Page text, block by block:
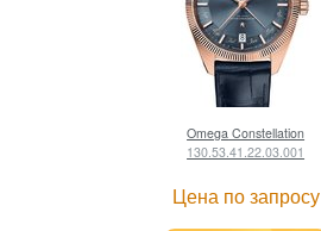
Omega Constellation
130.53.41.22.03.001
Цена по запросу